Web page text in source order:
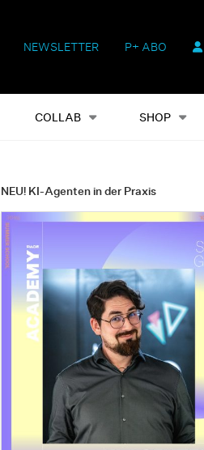
NEWSLETTER P+ ABO
COLLAB SHOP
Shop Heftausgaben Suchen
NEU! KI-Agenten in der Praxis